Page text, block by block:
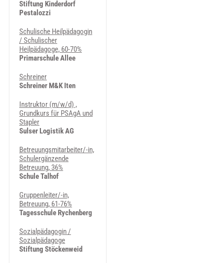
Stiftung Kinderdorf
Pestalozzi
Schulische Heilpädagogin
/ Schulischer
Heilpädagoge, 60-70%
Primarschule Allee
Schreiner
Schreiner M&K Iten
Instruktor (m/w/d) ,
Grundkurs für PSAgA und
Stapler
Sulser Logistik AG
Betreuungsmitarbeiter/-in,
Schulergänzende
Betreuung, 36%
Schule Talhof
Gruppenleiter/-in,
Betreuung, 61-76%
Tagesschule Rychenberg
Sozialpädagogin /
Sozialpädagoge
Stiftung Stöckenweid